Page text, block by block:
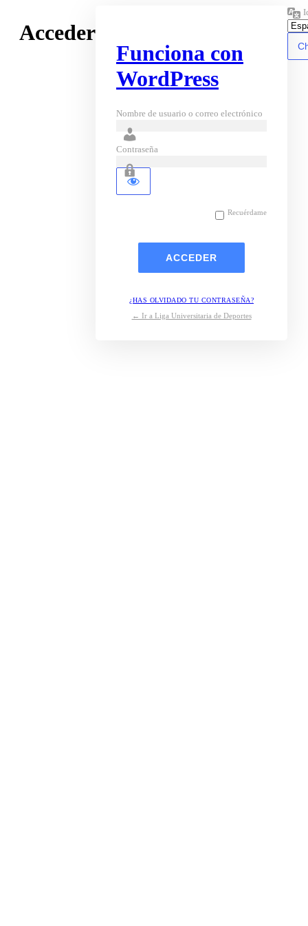
Acceder
Funciona con
WordPress
Nombre de usuario o correo electrónico
Contraseña
Recuérdame
¿HAS OLVIDADO TU CONTRASEÑA?
← Ir a Liga Universitaria de Deportes